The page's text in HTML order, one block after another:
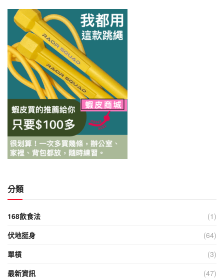
分類
168飲食法
(1)
伏地挺身
(64)
單槓
(3)
最新資訊
(47)